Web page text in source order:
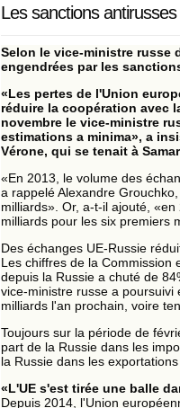
Les sanctions
Selon le vice-ministre russe
engendrées par les
«Les pertes de l'Union
réduire la coopération avec
novembre le vice-ministre
estimations a minima», a
Vérone, qui se tenait à
«En 2013, le volume des
a rappelé Alexandre
milliards». Or, a-t-il ajouté,
milliards pour les six premiers
Des échanges UE-Russie
Les chiffres de la Commission
depuis la Russie a chuté de
vice-ministre russe a
milliards l'an prochain, voire
Toujours sur la période de
part de la Russie dans les
la Russie dans les
«L'UE s'est tirée une balle
Depuis 2014, l'Union